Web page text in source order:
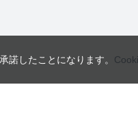
諾したことになります。